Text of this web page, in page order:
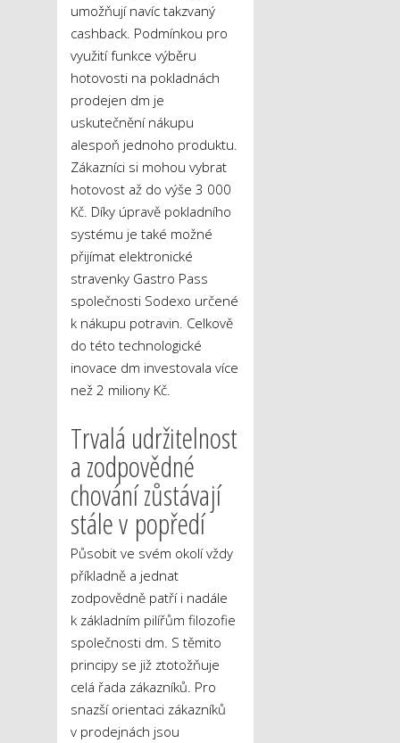
umožňují navíc takzvaný
cashback. Podmínkou pro
využití funkce výběru
hotovosti na pokladnách
prodejen dm je
uskutečnění nákupu
alespoň jednoho produktu.
Zákazníci si mohou vybrat
hotovost až do výše 3 000
Kč. Díky úpravě pokladního
systému je také možné
přijímat elektronické
stravenky Gastro Pass
společnosti Sodexo určené
k nákupu potravin. Celkově
do této technologické
inovace dm investovala více
než 2 miliony Kč.
Trvalá udržitelnost
a zodpovědné
chování zůstávají
stále v popředí
Působit ve svém okolí vždy
příkladně a jednat
zodpovědně patří i nadále
k základním pilířům filozofie
společnosti dm. S těmito
principy se již ztotožňuje
celá řada zákazníků. Pro
snazší orientaci zákazníků
v prodejnách jsou